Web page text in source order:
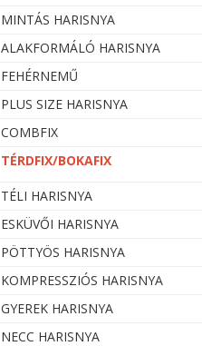
MINTÁS HARISNYA
ALAKFORMÁLÓ HARISNYA
FEHÉRNEMŰ
PLUS SIZE HARISNYA
COMBFIX
TÉRDFIX/BOKAFIX
TÉLI HARISNYA
ESKÜVŐI HARISNYA
PÖTTYÖS HARISNYA
KOMPRESSZIÓS HARISNYA
GYEREK HARISNYA
NECC HARISNYA